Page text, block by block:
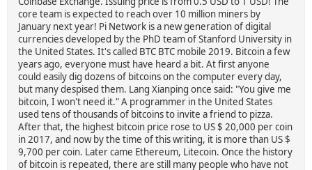
core team is expected to reach over 10 million miners by
January next year! Pi Network is a new generation of digital
currencies developed by the PhD team of Stanford University in
the United States. It's called BTC BTC mobile 2019. Bitcoin a few
years ago, everyone must have heard a bit. At first anyone
could easily dig dozens of bitcoins on the computer every day,
but many despised them. Lang Xianping once said: "You give me
bitcoin, I won't need it." A programmer in the United States
used tens of thousands of bitcoins to invite a friend to pizza.
After that, the highest bitcoin price rose to US $ 20,000 per coin
in 2017, and now by the time of this writing, it is more than US $
9,700 per coin. Later came Ethereum, Litecoin. Once the history
of bitcoin is repeated, there are still many people who have not